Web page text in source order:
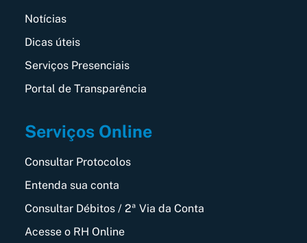
Notícias
Dicas úteis
Serviços Presenciais
Portal de Transparência
Serviços Online
Consultar Protocolos
Entenda sua conta
Consultar Débitos / 2ª Via da Conta
Acesse o RH Online